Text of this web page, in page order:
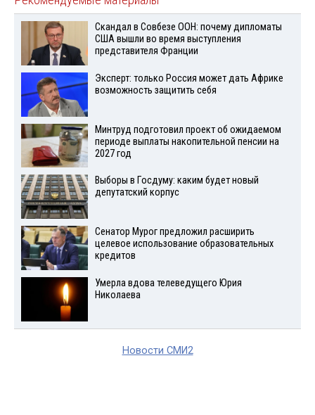
Скандал в Совбезе ООН: почему дипломаты
США вышли во время выступления
представителя Франции
Эксперт: только Россия может дать Африке
возможность защитить себя
Минтруд подготовил проект об ожидаемом
периоде выплаты накопительной пенсии на
2027 год
Выборы в Госдуму: каким будет новый
депутатский корпус
Сенатор Мурог предложил расширить
целевое использование образовательных
кредитов
Умерла вдова телеведущего Юрия
Николаева
Новости СМИ2